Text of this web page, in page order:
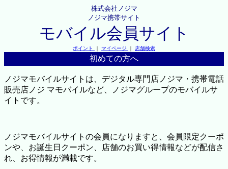
株式会社ノジマ
ノジマ携帯サイト
モバイル会員サイト
ポイント ｜ マイページ ｜ 店舗検索
初めての方へ
ノジマモバイルサイトは、デジタル専門店ノジマ・携帯電話
販売店ノジ マモバイルなど、ノジマグループのモバイルサ
イトです。
ノジマモバイルサイトの会員になりますと、会員限定クーポ
ンや、お誕生日クーポン、店舗のお買い得情報などが配信さ
れ、お得情報が満載です。